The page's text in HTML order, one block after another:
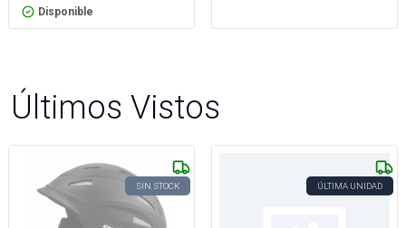
Disponible
Últimos Vistos
SIN STOCK ÚLTIMA UNIDAD